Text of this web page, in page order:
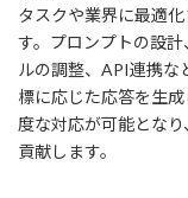
タスクや業界に最適
す。プロンプトの設
ルの調整、API連携な
標に応じた応答を生
度な対応が可能とな
貢献します。